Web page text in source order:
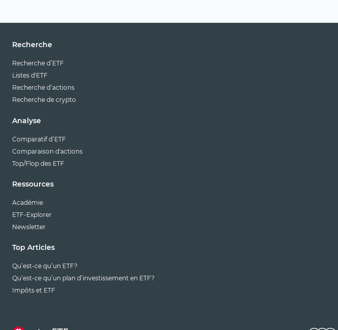
Recherche
Recherche d’ETF
Listes d'ETF
Recherche d’actions
Recherche de crypto
Analyse
Comparatif d’ETF
Comparaison d'actions
Top/Flop des ETF
Ressources
Académie
ETF-Explorer
Newsletter
Top Articles
Qu’est-ce qu’un ETF?
Qu’est-ce qu’un plan d’investissement en ETF?
Impôts et ETF